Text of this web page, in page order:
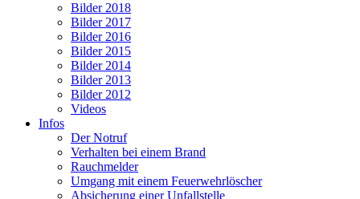
Bilder 2018
Bilder 2017
Bilder 2016
Bilder 2015
Bilder 2014
Bilder 2013
Bilder 2012
Videos
Infos
Der Notruf
Verhalten bei einem Brand
Rauchmelder
Umgang mit einem Feuerwehrlöscher
Absicherung einer Unfallstelle